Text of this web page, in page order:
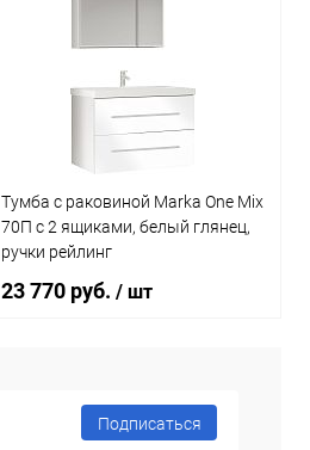
Тумба с раковиной Marka One Mix
70П с 2 ящиками, белый глянец,
ручки рейлинг
23 770 руб./ шт
Подписаться